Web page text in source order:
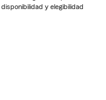
y elegibilidad